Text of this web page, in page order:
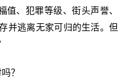
、犯罪等级、街头声誉、
并逃离无家可归的生活。但
？